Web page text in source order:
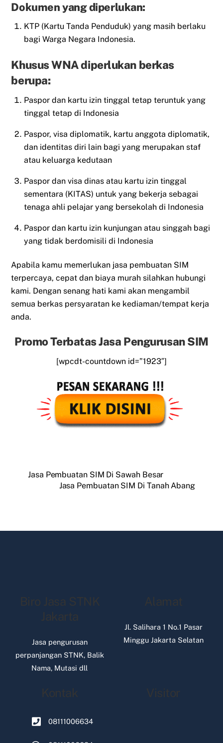
Dokumen yang diperlukan:
KTP (Kartu Tanda Penduduk) yang masih berlaku
bagi Warga Negara Indonesia.
Khusus WNA diperlukan berkas
berupa:
Paspor dan kartu izin tinggal tetap teruntuk yang
tinggal tetap di Indonesia
Paspor, visa diplomatik, kartu anggota diplomatik,
dan identitas diri lain bagi yang merupakan staf
atau keluarga kedutaan
Paspor dan visa dinas atau kartu izin tinggal
sementara (KITAS) untuk yang bekerja sebagai
tenaga ahli pelajar yang bersekolah di Indonesia
Paspor dan kartu izin kunjungan atau singgah bagi
yang tidak berdomisili di Indonesia
Apabila kamu memerlukan jasa pembuatan SIM
terpercaya, cepat dan biaya murah silahkan hubungi
kami. Dengan senang hati kami akan mengambil
semua berkas persyaratan ke kediaman/tempat kerja
anda.
Promo Terbatas Jasa Pengurusan SIM
[wpcdt-countdown id=”1923″]
Jasa Pembuatan SIM Di Sawah Besar
Jasa Pembuatan SIM Di Tanah Abang
Biro Jasa STNK
Jakarta
Jasa pengurusan
perpanjangan STNK, Balik
Nama, Mutasi dll
Alamat
Jl. Salihara 1 No.1 Pasar
Minggu Jakarta Selatan
Kontak
08111006634
Visitor